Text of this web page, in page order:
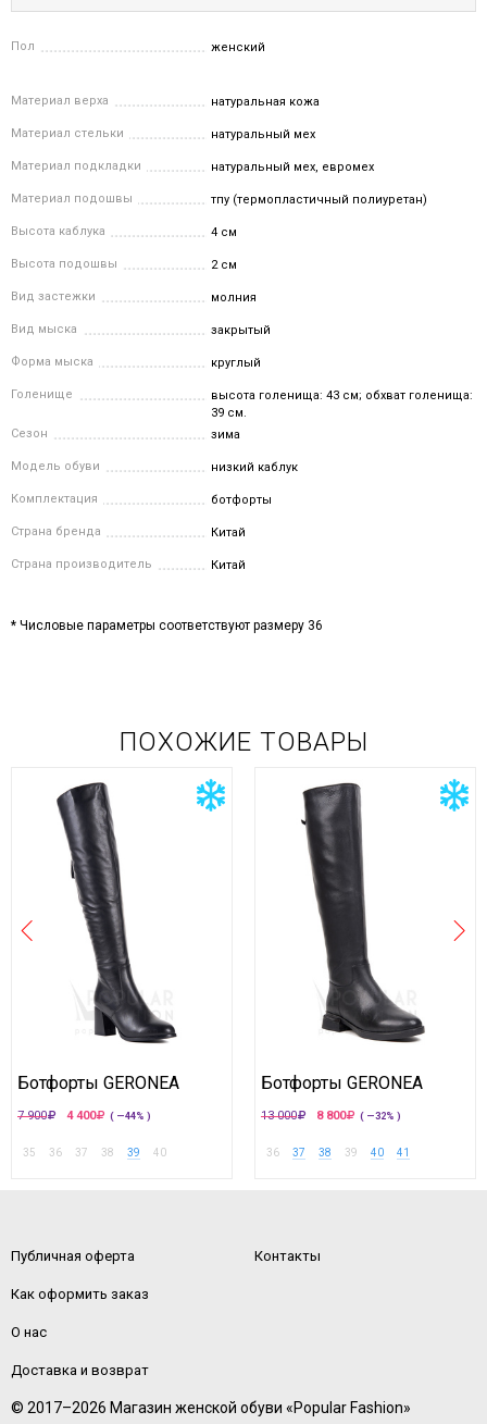
Пол женский
Материал верха натуральная кожа
Материал стельки натуральный мех
Материал подкладки натуральный мех, евромех
Материал подошвы тпу (термопластичный полиуретан)
Высота каблука 4 см
Высота подошвы 2 см
Вид застежки молния
Вид мыска закрытый
Форма мыска круглый
Голенище
высота голенища: 43 см; обхват голенища:
39 см.
Сезон
зима
Модель обуви низкий каблук
Комплектация ботфорты
Страна бренда Китай
Страна производитель Китай
* Числовые параметры соответствуют размеру 36
ПОХОЖИЕ ТОВАРЫ
Ботфорты GERONEA
7 900 4 400 ( —44% )
35 36 37 38 39 40
Ботфорты GERONEA
13 000 8 800 ( —32% )
36 37 38 39 40 41
Публичная оферта
Как оформить заказ
О нас
Доставка и возврат
Контакты
© 2017–2026 Магазин женской обуви «Popular Fashion»